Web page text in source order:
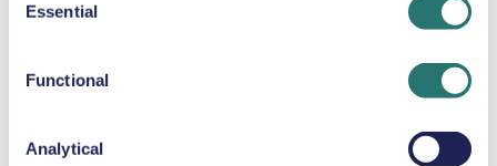
Selection
Essential
Functional
Analytical
ou pequenas famílias. Com caixa automática, quatro
malas grandes e uma pequena, sendo perfeito para
passeios pela cidade e pequenas escapadas fora dela. O
uma posição de condução ligeiramente mais alta,